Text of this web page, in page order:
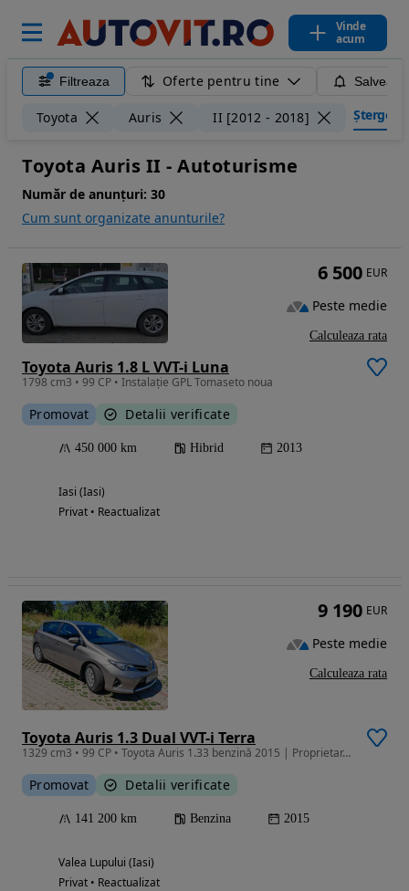
Vinde
acum
Filtreaza Oferte pentru tine
Toyota Auris II [2012 - 2018] Șterge
Toyota Auris II - Autoturisme
Număr de anunțuri: 30
Cum sunt organizate anunturile?
Toyota Auris 1.8 L VVT-i Luna
1798 cm3 • 99 CP • Instalație GPL Tomaseto noua
Promovat Detalii verificate
450 000 km Hibrid 2013
Iasi (Iasi)
Privat • Reactualizat
6 500 EUR
Peste medie
Calculeaza rata
Toyota Auris 1.3 Dual VVT-i Terra
1329 cm3 • 99 CP • Toyota Auris 1.33 benzină 2015 | Proprietar, Istoric Toyota Iași
Promovat Detalii verificate
141 200 km Benzina 2015
Valea Lupului (Iasi)
Privat • Reactualizat
9 190 EUR
Peste medie
Calculeaza rata